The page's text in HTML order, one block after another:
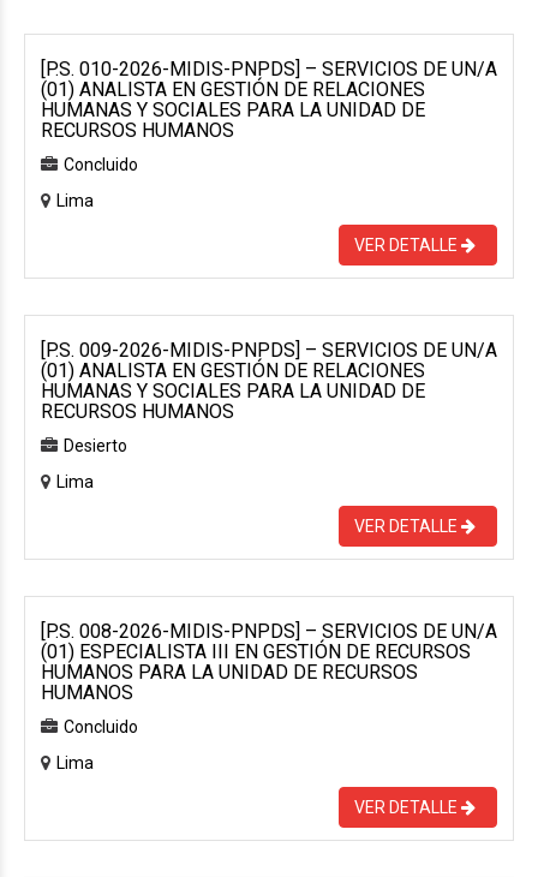
[P.S. 010-2026-MIDIS-PNPDS] – SERVICIOS DE UN/A
(01) ANALISTA EN GESTIÓN DE RELACIONES
HUMANAS Y SOCIALES PARA LA UNIDAD DE
RECURSOS HUMANOS
Concluido
Lima
VER DETALLE
[P.S. 009-2026-MIDIS-PNPDS] – SERVICIOS DE UN/A
(01) ANALISTA EN GESTIÓN DE RELACIONES
HUMANAS Y SOCIALES PARA LA UNIDAD DE
RECURSOS HUMANOS
Desierto
Lima
VER DETALLE
[P.S. 008-2026-MIDIS-PNPDS] – SERVICIOS DE UN/A
(01) ESPECIALISTA III EN GESTIÓN DE RECURSOS
HUMANOS PARA LA UNIDAD DE RECURSOS
HUMANOS
Concluido
Lima
VER DETALLE